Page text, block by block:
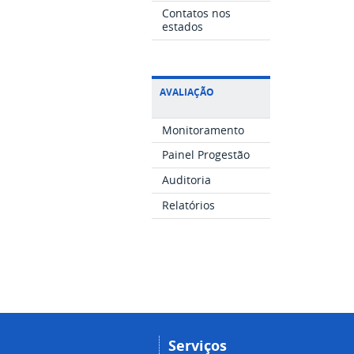
Contatos nos
estados
AVALIAÇÃO
Monitoramento
Painel Progestão
Auditoria
Relatórios
Serviços